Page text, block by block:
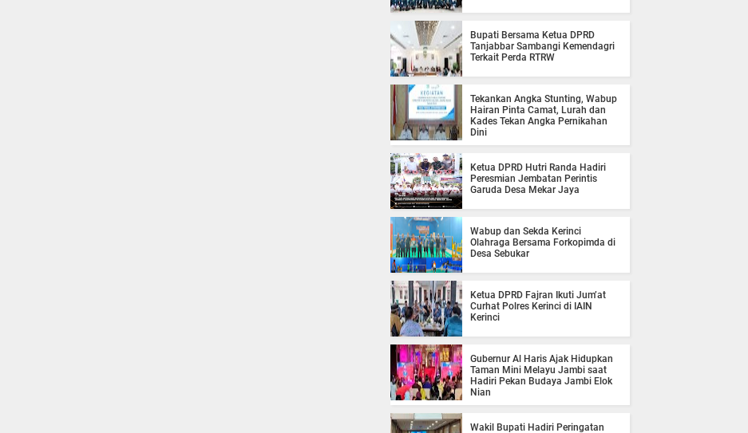
Bupati Bersama Ketua DPRD
Tanjabbar Sambangi Kemendagri
Terkait Perda RTRW
Tekankan Angka Stunting, Wabup
Hairan Pinta Camat, Lurah dan
Kades Tekan Angka Pernikahan
Dini
Ketua DPRD Hutri Randa Hadiri
Peresmian Jembatan Perintis
Garuda Desa Mekar Jaya
Wabup dan Sekda Kerinci
Olahraga Bersama Forkopimda di
Desa Sebukar
Ketua DPRD Fajran Ikuti Jum’at
Curhat Polres Kerinci di IAIN
Kerinci
Gubernur Al Haris Ajak Hidupkan
Taman Mini Melayu Jambi saat
Hadiri Pekan Budaya Jambi Elok
Nian
Wakil Bupati Hadiri Peringatan